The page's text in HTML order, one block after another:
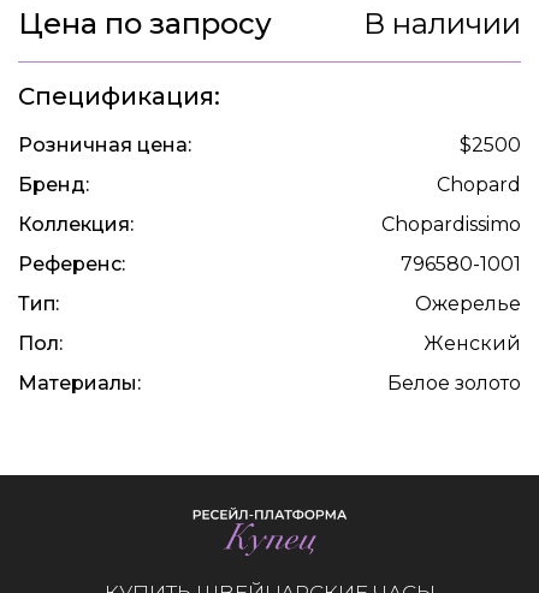
Цена по запросу В наличии
Спецификация:
Розничная цена:
$2500
Бренд:
Chopard
Коллекция:
Chopardissimo
Референс:
796580-1001
Тип:
Ожерелье
Пол:
Женский
Материалы:
Белое золото